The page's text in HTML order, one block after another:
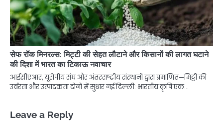
सेफ रॉक मिनरल्स: मिट्टी की सेहत लौटाने और किसानों की लागत घटाने
की दिशा में भारत का टिकाऊ नवाचार
आईसीएआर, यूरोपीय संघ और अंतरराष्ट्रीय संस्थानों द्वारा प्रमाणित—मिट्टी की
उर्वरता और उत्पादकता दोनों में सुधार नई दिल्ली: भारतीय कृषि एक…
Leave a Reply